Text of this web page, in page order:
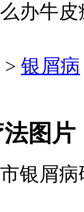
办牛皮
> 银屑病
图片
银屑